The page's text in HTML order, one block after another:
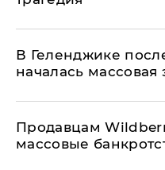
В Геленджике
началась массовая
Продавцам
массовые